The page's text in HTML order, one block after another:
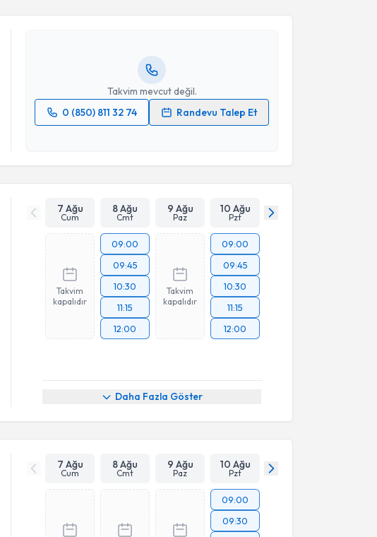
Takvim mevcut değil.
0 (850) 811 32 74
Randevu Talep Et
işlenmesini kabul ediyorum.
Takvim Talebini Gönder
7 Ağu
Cum
8 Ağu
Cmt
9 Ağu
Paz
10 Ağu
Pzt
Takvim
kapalıdır
09:00
09:45
10:30
11:15
12:00
Takvim
kapalıdır
09:00
09:45
10:30
11:15
12:00
Daha Fazla Göster
7 Ağu
Cum
8 Ağu
Cmt
9 Ağu
Paz
10 Ağu
Pzt
09:00
09:30